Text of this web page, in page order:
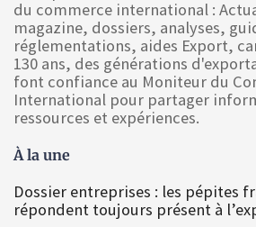
du commerce international :
magazine, dossiers, analyses,
réglementations, aides Export,
130 ans, des générations
font confiance au Moniteur du
International pour partager
ressources et expériences.
À la une
Dossier entreprises : les pépites
répondent toujours présent à